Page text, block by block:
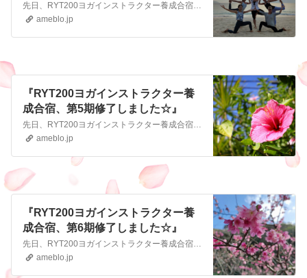
先日、RYT200ヨガインストラクター養成合宿の第4期生が無事に卒業しました 今回も「同期がこのメンバーでよかったー！」といううれしい感想のもと、無事に資格を…
ameblo.jp
『RYT200ヨガインストラクター養
成合宿、第5期修了しました☆』
先日、RYT200ヨガインストラクター養成合宿の第5期生が無事に卒業しました 11月とは思えない暖かい気候で、大宜味村の雄大な自然からたっぷりエネルギーをチャ…
ameblo.jp
『RYT200ヨガインストラクター養
成合宿、第6期修了しました☆』
先日、RYT200ヨガインストラクター養成合宿の第6期生が無事に卒業しました 今回の合宿では、沖縄のカンヒザクラが受講生を出迎えてくれました🌸 毎日、誰か…
ameblo.jp